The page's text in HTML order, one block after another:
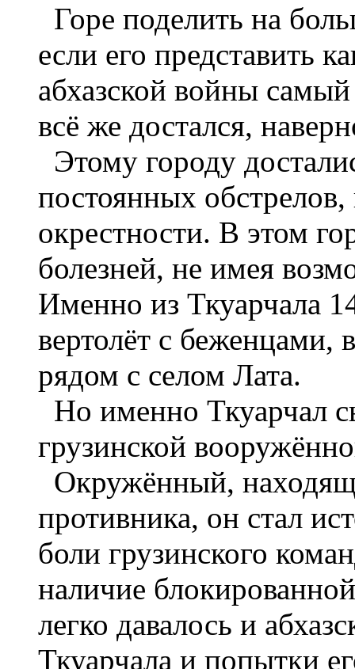
Горе поделить на
если его представить
абхазской войны
всё же достался,
Этому городу
постоянных
окрестности. В этом
болезней, не имея
Именно из Ткуарчала
вертолёт с беженцами,
рядом с селом Лата.
Но именно Ткуарчал
грузинской
Окружённый,
противника, он стал
боли грузинского
наличие
легко давалось и
Ткуарчала и попытки